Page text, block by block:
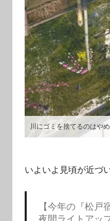
川にゴミを捨てるのはや
いよいよ見頃が近づ
【今年の『松戸
夜間ライトアッ